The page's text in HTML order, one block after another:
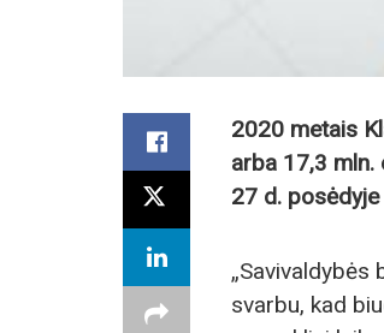
2020 metais
arba 17,3
27 d.
„Savivaldybės
svarbu, kad